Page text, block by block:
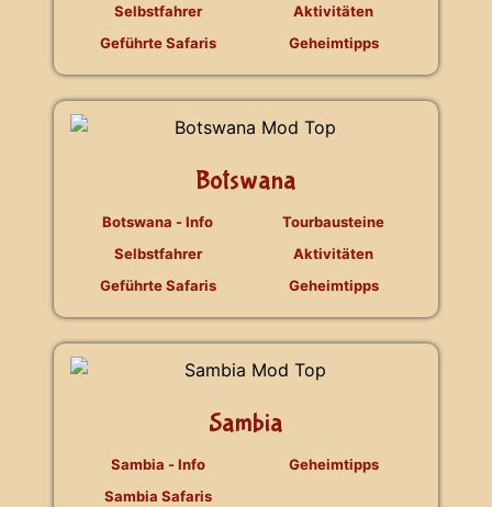
Selbstfahrer
Geführte Safaris
Aktivitäten
Geheimtipps
Botswana
Botswana - Info
Selbstfahrer
Geführte Safaris
Tourbausteine
Aktivitäten
Geheimtipps
Sambia
Sambia - Info
Sambia Safaris
Geheimtipps